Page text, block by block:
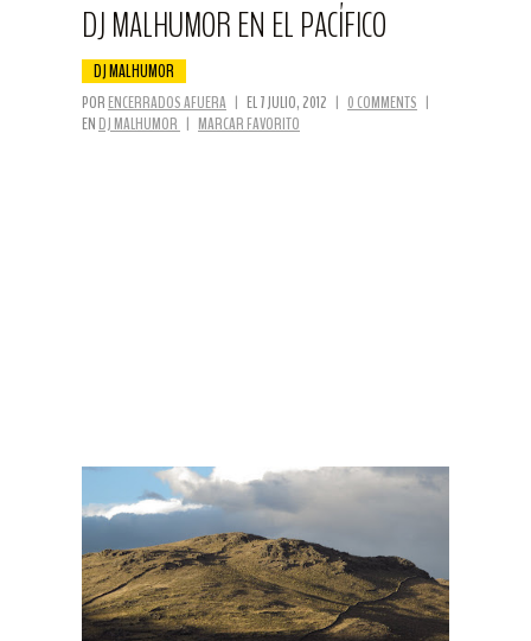
DJ MALHUMOR EN EL PACÍFICO
DJ MALHUMOR
POR ENCERRADOS AFUERA | EL 7 JULIO, 2012 | 0 COMMENTS |
EN DJ MALHUMOR | MARCAR FAVORITO